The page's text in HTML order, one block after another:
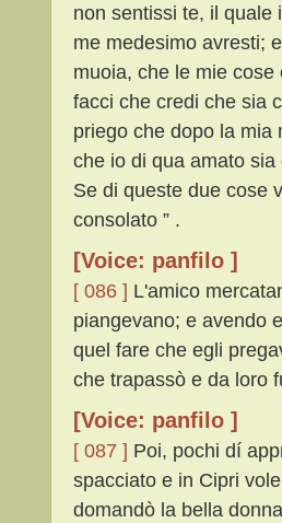
non sentissi te, il quale
me medesimo avresti;
muoia, che le mie
facci che credi che sia
priego che dopo la mia
che io di qua amato
Se di queste due cose
consolato ” .
[Voice: panfilo ]
[ 086 ] L'amico
piangevano; e avendo
quel fare che egli
che trapassò e da loro
[Voice: panfilo ]
[ 087 ] Poi, pochi dí
spacciato e in Cipri
domandò la bella